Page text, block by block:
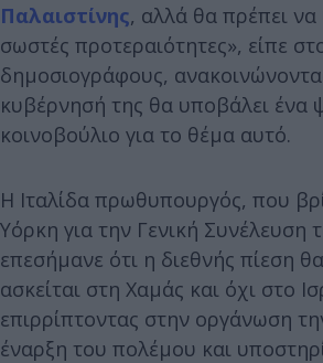
Παλαιστίνης, αλλά θα πρέπει να
σωστές προτεραιότητες», είπε
δημοσιογράφους,
κυβέρνησή της θα υποβάλει ένα
κοινοβούλιο για το θέμα αυτό.
Η Ιταλίδα πρωθυπουργός, που
Υόρκη για την Γενική Συνέλευση
επεσήμανε ότι η διεθνής πίεση
ασκείται στη Χαμάς και όχι στο
επιρρίπτοντας στην οργάνωση
έναρξη του πολέμου και